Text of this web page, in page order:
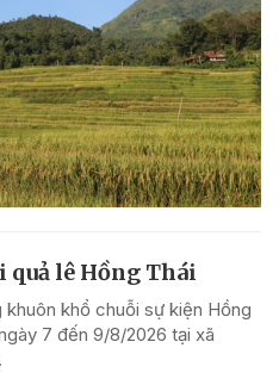
quả lê Hồng Thái
khổ chuỗi sự kiện Hồng
7 đến 9/8/2026 tại xã